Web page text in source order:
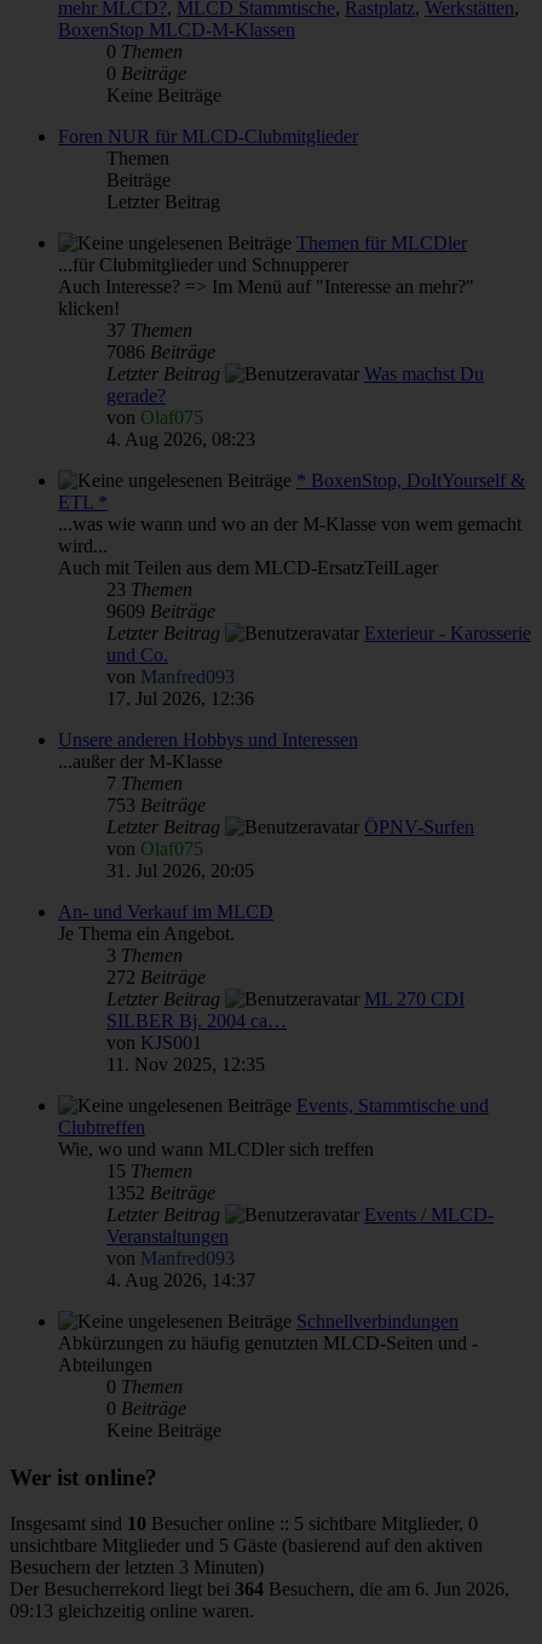
mehr MLCD?, MLCD Stammtische, Rastplatz, Werkstätten,
BoxenStop MLCD-M-Klassen
0 Themen
0 Beiträge
Keine Beiträge
Foren NUR für MLCD-Clubmitglieder
Themen
Beiträge
Letzter Beitrag
Themen für MLCDler
...für Clubmitglieder und Schnupperer
Auch Interesse? => Im Menü auf "Interesse an mehr?"
klicken!
37 Themen
7086 Beiträge
Letzter Beitrag
Was machst Du
gerade?
von Olaf075
4. Aug 2026, 08:23
* BoxenStop, DoItYourself &
ETL *
...was wie wann und wo an der M-Klasse von wem gemacht
wird...
Auch mit Teilen aus dem MLCD-ErsatzTeilLager
23 Themen
9609 Beiträge
Letzter Beitrag
Exterieur - Karosserie
und Co.
von Manfred093
17. Jul 2026, 12:36
Unsere anderen Hobbys und Interessen
...außer der M-Klasse
7 Themen
753 Beiträge
Letzter Beitrag
ÖPNV-Surfen
von Olaf075
31. Jul 2026, 20:05
An- und Verkauf im MLCD
Je Thema ein Angebot.
3 Themen
272 Beiträge
Letzter Beitrag
ML 270 CDI
SILBER Bj. 2004 ca…
von KJS001
11. Nov 2025, 12:35
Events, Stammtische und
Clubtreffen
Wie, wo und wann MLCDler sich treffen
15 Themen
1352 Beiträge
Letzter Beitrag
Events / MLCD-
Veranstaltungen
von Manfred093
4. Aug 2026, 14:37
Schnellverbindungen
Abkürzungen zu häufig genutzten MLCD-Seiten und -
Abteilungen
0 Themen
0 Beiträge
Keine Beiträge
Wer ist online?
Insgesamt sind 10 Besucher online :: 5 sichtbare Mitglieder, 0
unsichtbare Mitglieder und 5 Gäste (basierend auf den aktiven
Besuchern der letzten 3 Minuten)
Der Besucherrekord liegt bei 364 Besuchern, die am 6. Jun 2026,
09:13 gleichzeitig online waren.